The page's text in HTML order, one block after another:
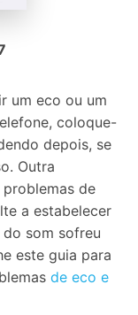
um eco ou um
coloque-
depois, se
Outra
de
a estabelecer
som sofreu
este guia para
de eco e